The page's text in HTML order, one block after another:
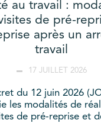
au travail :
de pré-
après un
travail
17 JUILLET 2026
du 12 juin 2026
les modalités de
de pré-reprise et